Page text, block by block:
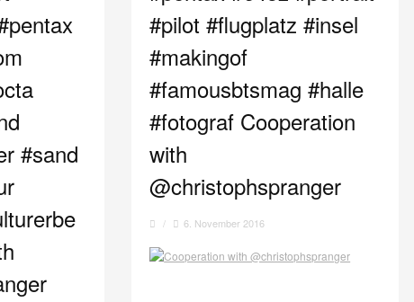
#sand
#pilot #flugplatz #insel
#makingof
#famousbtsmag #halle
#fotograf Cooperation
with
@christophspranger
/ 6. November 2016